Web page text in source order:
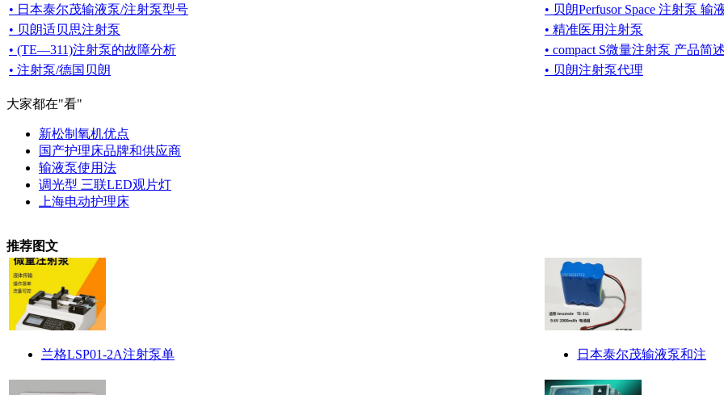
• 日本泰尔茂输液泵/注射泵型号
• 贝朗Perfusor Space 注射泵 输
• 贝朗适贝思注射泵
• 精准医用注射泵
• (TE—311)注射泵的故障分析
• compact S微量注射泵 产品简述
• 注射泵/德国贝朗
• 贝朗注射泵代理
大家都在"看"
新松制氧机优点
国产护理床品牌和供应商
输液泵使用法
调光型 三联LED观片灯
上海电动护理床
推荐图文
兰格LSP01-2A注射泵单 日本泰尔茂输液泵和注